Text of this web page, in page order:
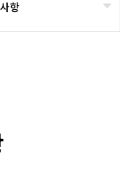
항